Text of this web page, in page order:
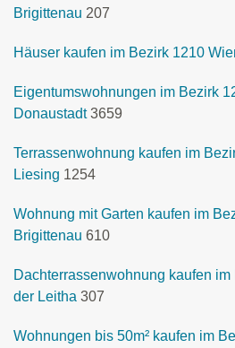
Brigittenau 207
Häuser kaufen im Bezirk 1210
Eigentumswohnungen im Bezirk
Donaustadt 3659
Terrassenwohnung kaufen im
Liesing 1254
Wohnung mit Garten kaufen im
Brigittenau 610
Dachterrassenwohnung kaufen im
der Leitha 307
Wohnungen bis 50m² kaufen im